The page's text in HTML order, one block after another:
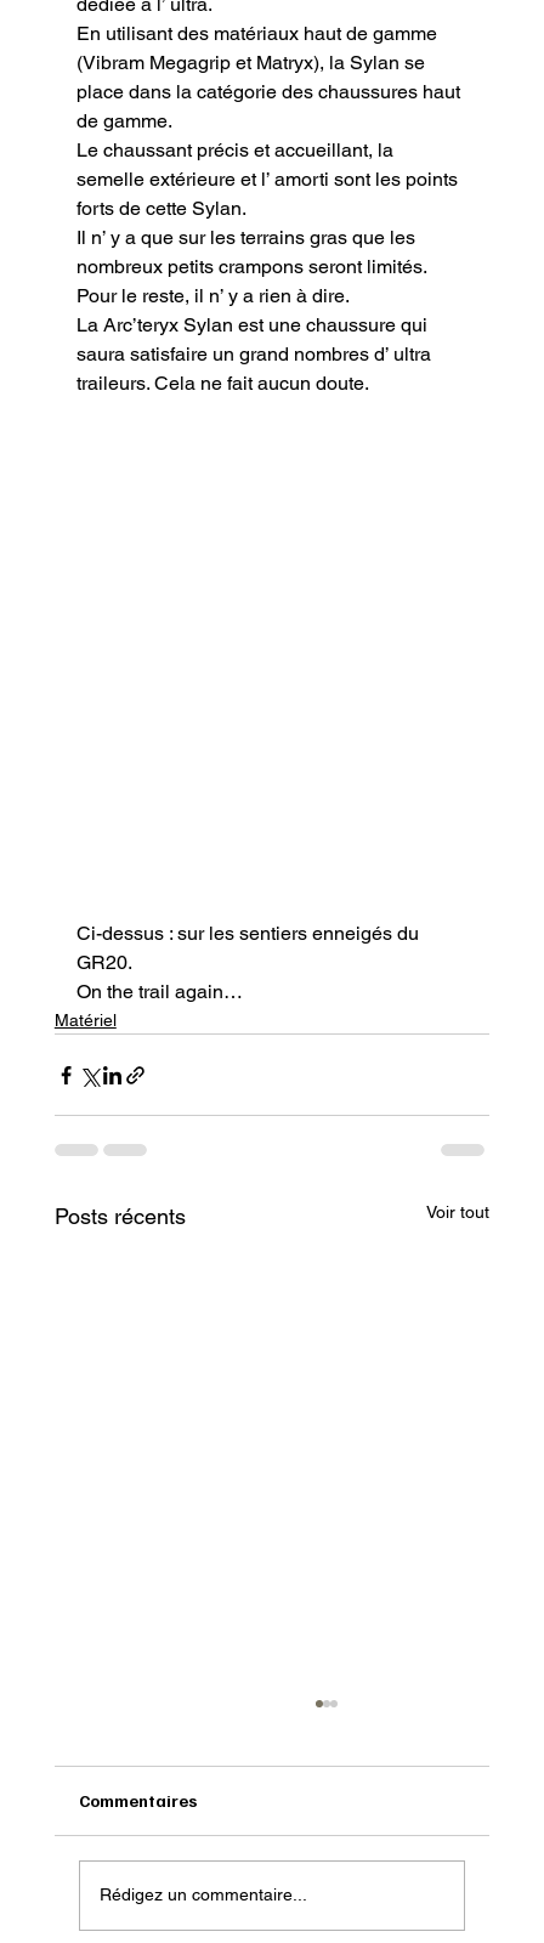
dédiée à l’ ultra.
En utilisant des matériaux haut de gamme
(Vibram Megagrip et Matryx), la Sylan se
place dans la catégorie des chaussures haut
de gamme.
Le chaussant précis et accueillant, la
semelle extérieure et l’ amorti sont les points
forts de cette Sylan.
Il n’ y a que sur les terrains gras que les
nombreux petits crampons seront limités.
Pour le reste, il n’ y a rien à dire.
La Arc’teryx Sylan est une chaussure qui
saura satisfaire un grand nombres d’ ultra
traileurs. Cela ne fait aucun doute.
Ci-dessus : sur les sentiers enneigés du
GR20.
On the trail again…
Matériel
Posts récents Voir tout
Onatera : Pour affronter l’hiver
Commentaires
Rédigez un commentaire...